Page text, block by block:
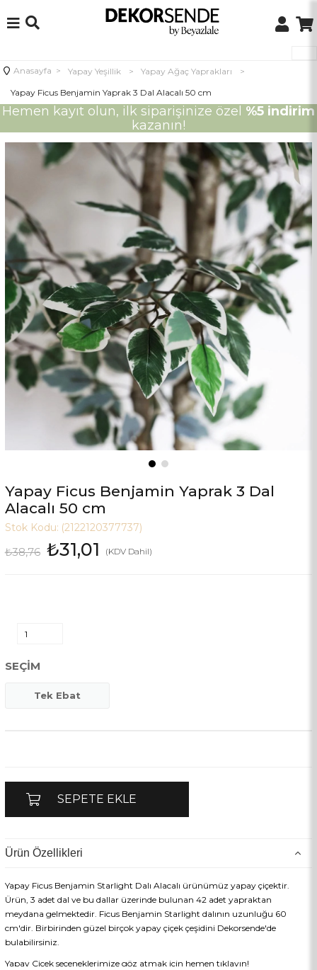
Anasayfa > Yapay Yeşillik > Yapay Ağaç Yaprakları
>
Yapay Ficus Benjamin Yaprak 3 Dal Alacalı 50 cm
Hemen kayıt olun, ilk siparişinize özel %5 indirim
kazanın!
Yapay Ficus Benjamin Yaprak 3 Dal
Alacalı 50 cm
Stok Kodu: (2122120377737)
₺38,76 ₺31,01 (KDV Dahil)
SEÇIM
Tek Ebat
Ürün Özellikleri
Yapay Ficus Benjamin Starlight Dalı Alacalı ürünümüz yapay çiçektir.
Ürün, 3 adet dal ve bu dallar üzerinde bulunan 42 adet yapraktan
meydana gelmektedir. Ficus Benjamin Starlight dalının uzunluğu 60
cm'dir. Birbirinden güzel birçok yapay çiçek çeşidini Dekorsende'de
bulabilirsiniz.
Yapay Çiçek seçeneklerimize göz atmak için hemen tıklayın!